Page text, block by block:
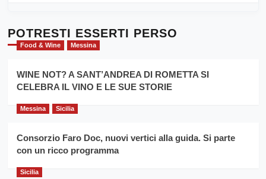
l’
evento
per
la
filiera
grano
Cronoscalata
Giarre
Montesalice
per
il
anno
Franco
Caruso
POTRESTI ESSERTI PERSO
Food & Wine Messina
WINE NOT? A SANT’ANDREA DI ROMETTA SI
CELEBRA IL VINO E LE SUE STORIE
Messina Sicilia
Consorzio Faro Doc, nuovi vertici alla guida. Si parte
con un ricco programma
Sicilia